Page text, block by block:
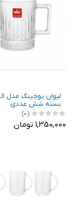
بسته شش عددی
(0)
1,350,000 تومان